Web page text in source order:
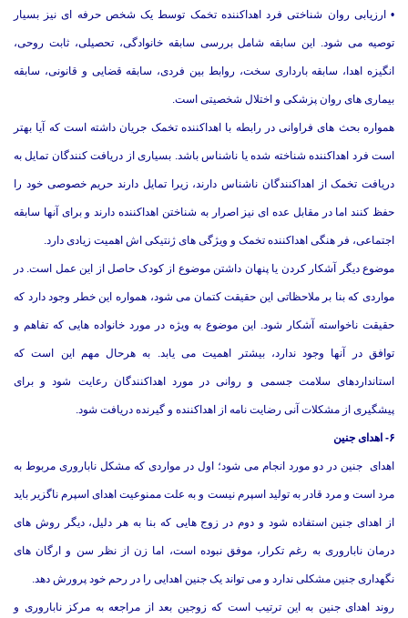
• ارزیابی روان شناختی فرد اهداکننده تخمک توسط یک شخص حرفه ای نیز بسیار
توصیه می شود. این سابقه شامل بررسی سابقه خانوادگی، تحصیلی، ثابت روحی،
انگیزه اهدا، سابقه بارداری سخت، روابط بین فردی، سابقه قضایی و قانونی، سابقه
بیماری های روان پزشکی و اختلال شخصیتی است.
همواره بحث های فراوانی در رابطه با اهداکننده تخمک جریان داشته است که آیا بهتر
است فرد اهداکننده شناخته شده یا ناشناس باشد. بسیاری از دریافت کنندگان تمایل به
دریافت تخمک از اهداکنندگان ناشناس دارند، زیرا تمایل دارند حریم خصوصی خود را
حفظ کنند اما در مقابل عده ای نیز اصرار به شناختن اهداکننده دارند و برای آنها سابقه
اجتماعی، فر هنگی اهداکننده تخمک و ویژگی های ژنتیکی اش اهمیت زیادی دارد.
موضوع دیگر آشکار کردن یا پنهان داشتن موضوع از کودک حاصل از این عمل است. در
مواردی که بنا بر ملاحظاتی این حقیقت کتمان می شود، همواره این خطر وجود دارد که
حقیقت ناخواسته آشکار شود. این موضوع به ویژه در مورد خانواده هایی که تفاهم و
توافق در آنها وجود ندارد، بیشتر اهمیت می یابد. به هرحال مهم این است که
استانداردهای سلامت جسمی و روانی در مورد اهداکنندگان رعایت شود و برای
پیشگیری از مشکلات آنی رضایت نامه از اهداکننده و گیرنده دریافت شود.
۶- اهدای جنین
اهدای جنین در دو مورد انجام می شود؛ اول در مواردی که مشکل ناباروری مربوط به
مرد است و مرد قادر به تولید اسپرم نیست و به علت ممنوعیت اهدای اسپرم ناگزیر باید
از اهدای جنین استفاده شود و دوم در زوج هایی که بنا به هر دلیل، دیگر روش های
درمان ناباروری به رغم تکرار، موفق نبوده است، اما زن از نظر سن و ارگان های
نگهداری جنین مشکلی ندارد و می تواند یک جنین اهدایی را در رحم خود پرورش دهد.
روند اهدای جنین به این ترتیب است که زوجین بعد از مراجعه به مرکز ناباروری و